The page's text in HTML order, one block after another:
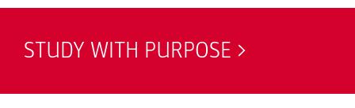
STUDY WITH PURPOSE